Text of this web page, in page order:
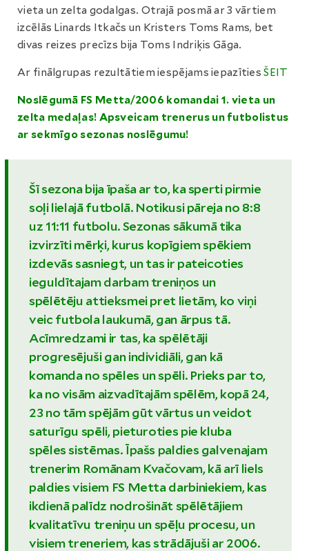
vieta un zelta godalgas. Otrajā posmā ar 3 vārtiem
izcēlās Linards Itkačs un Kristers Toms Rams, bet
divas reizes precīzs bija Toms Indriķis Gāga.
Ar finālgrupas rezultātiem iespējams iepazītiesŠEIT
Noslēgumā FS Metta/2006 komandai 1. vieta un
zelta medaļas! Apsveicam trenerus un futbolistus
ar sekmīgo sezonas noslēgumu!
Šī sezona bija īpaša ar to, ka sperti pirmie
soļi lielajā futbolā. Notikusi pāreja no 8:8
uz 11:11 futbolu. Sezonas sākumā tika
izvirzīti mērķi, kurus kopīgiem spēkiem
izdevās sasniegt, un tas ir pateicoties
ieguldītajam darbam treniņos un
spēlētēju attieksmei pret lietām, ko viņi
veic futbola laukumā, gan ārpus tā.
Acīmredzami ir tas, ka spēlētāji
progresējuši gan individiāli, gan kā
komanda no spēles un spēli. Prieks par to,
ka no visām aizvadītajām spēlēm, kopā 24,
23 no tām spējām gūt vārtus un veidot
saturīgu spēli, pieturoties pie kluba
spēles sistēmas. Īpašs paldies galvenajam
trenerim Romānam Kvačovam, kā arī liels
paldies visiem FS Metta darbiniekiem, kas
ikdienā palīdz nodrošināt spēlētājiem
kvalitatīvu treniņu un spēļu procesu, un
visiem treneriem, kas strādājuši ar 2006.